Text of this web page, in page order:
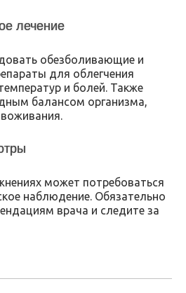
лечение
обезболивающие и
для облегчения
и болей. Также
балансом организма,
может потребоваться
наблюдение. Обязательно
врача и следите за